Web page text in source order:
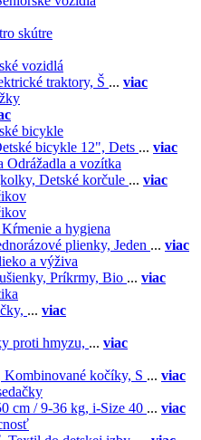
skútre
vozidlá
traktory, Š ... viac
bicykle
bicykle 12", Dets ... viac
Odrážadla a vozítka
Detské korčule ... viac
Kŕmenie a hygiena
plienky, Jeden ... viac
a výživa
Príkrmy, Bio ... viac
... viac
proti hmyzu, ... viac
Kombinované kočíky, S ... viac
cm / 9-36 kg, i-Size 40 ... viac